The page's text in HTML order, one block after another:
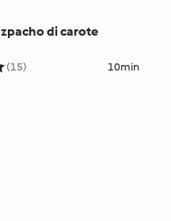
di carote
(15) 10min